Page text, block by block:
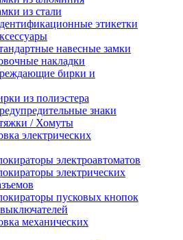
из стали
этикетки
навесные замки
накладки
бирки и
из полиэстера
знаки
/ Хомуты
электрических
электроавтоматов
электрических
пусковых кнопок
механических